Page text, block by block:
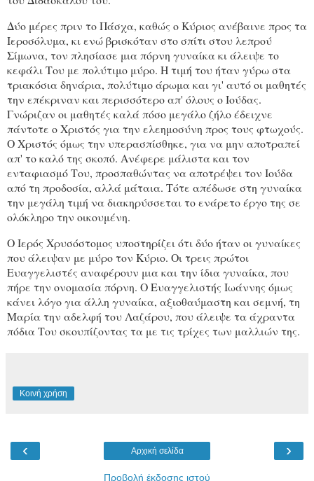
Δύο μέρες πριν το Πάσχα, καθώς ο Κύριος ανέβαινε προς τα
Ιεροσόλυμα, κι ενώ βρισκόταν στο σπίτι στου λεπρού
Σίμωνα, τον πλησίασε μια πόρνη γυναίκα κι άλειψε το
κεφάλι Του με πολύτιμο μύρο. Η τιμή του ήταν γύρω στα
τριακόσια δηνάρια, πολύτιμο άρωμα και γι' αυτό οι μαθητές
την επέκριναν και περισσότερο απ' όλους ο Ιούδας.
Γνώριζαν οι μαθητές καλά πόσο μεγάλο ζήλο έδειχνε
πάντοτε ο Χριστός για την ελεημοσύνη προς τους φτωχούς.
Ο Χριστός όμως την υπερασπίσθηκε, για να μην αποτραπεί
απ' το καλό της σκοπό. Ανέφερε μάλιστα και τον
ενταφιασμό Του, προσπαθώντας να αποτρέψει τον Ιούδα
από τη προδοσία, αλλά μάταια. Τότε απέδωσε στη γυναίκα
την μεγάλη τιμή να διακηρύσσεται το ενάρετο έργο της σε
ολόκληρο την οικουμένη.
Ο Ιερός Χρυσόστομος υποστηρίζει ότι δύο ήταν οι γυναίκες
που άλειψαν με μύρο τον Κύριο. Οι τρεις πρώτοι
Ευαγγελιστές αναφέρουν μια και την ίδια γυναίκα, που
πήρε την ονομασία πόρνη. Ο Ευαγγελιστής Ιωάννης όμως
κάνει λόγο για άλλη γυναίκα, αξιοθαύμαστη και σεμνή, τη
Μαρία την αδελφή του Λαζάρου, που άλειψε τα άχραντα
πόδια Του σκουπίζοντας τα με τις τρίχες των μαλλιών της.
Κοινή χρήση
‹ ›
Αρχική σελίδα
Προβολή έκδοσης ιστού